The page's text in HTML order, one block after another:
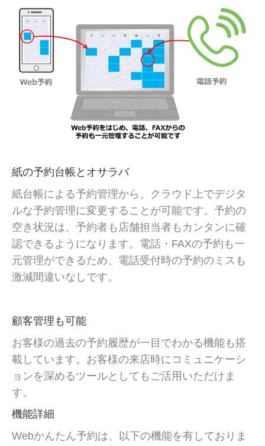
紙の予約台帳とオサラバ
紙台帳による予約管理から、クラウド上でデジタ
ルな予約管理に変更することが可能です。予約の
空き状況は、予約者も店舗担当者もカンタンに確
認できるようになります。電話・FAXの予約も一
元管理ができるため、電話受付時の予約のミスも
激減間違いなしです。
顧客管理も可能
お客様の過去の予約履歴が一目でわかる機能も搭
載しています。お客様の来店時にコミュニケーシ
ョンを深めるツールとしてもご活用いただけま
す。
機能詳細
Webかんたん予約は、以下の機能を有しておりま